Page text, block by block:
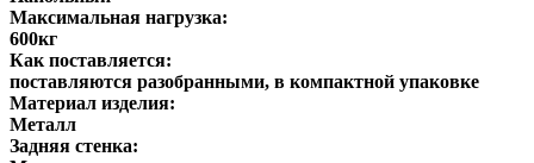
Максимальная нагрузка:
600кг
Как поставляется:
поставляются разобранными, в компактной упаковке
Материал изделия:
Металл
Задняя стенка: